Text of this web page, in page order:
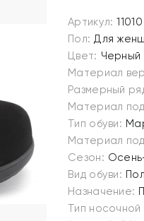
Артикул: 11010
Пол: Для
Цвет: Черный
Материал
Размерный
Материал
Тип обуви:
Материал
Сезон:
Вид обуви:
Назначение:
Тип носочной